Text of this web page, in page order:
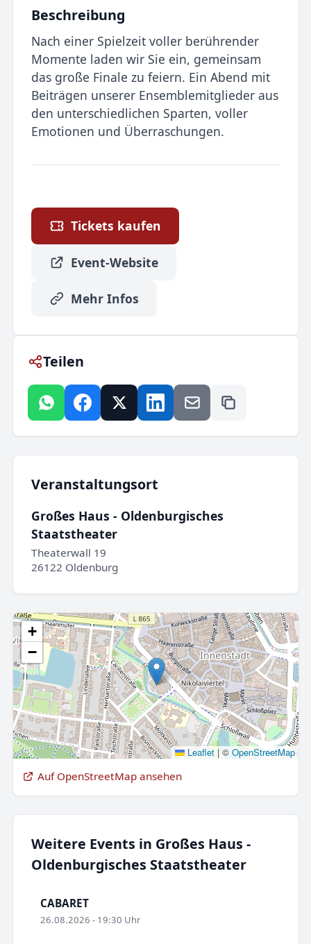
Beschreibung
Nach einer Spielzeit voller berührender
Momente laden wir Sie ein, gemeinsam
das große Finale zu feiern. Ein Abend mit
Beiträgen unserer Ensemblemitglieder aus
den unterschiedlichen Sparten, voller
Emotionen und Überraschungen.
Tickets kaufen
Event-Website
Mehr Infos
Teilen
Veranstaltungsort
Großes Haus - Oldenburgisches
Staatstheater
Theaterwall 19
26122 Oldenburg
+
−
Leaflet |© OpenStreetMap
Auf OpenStreetMap ansehen
Weitere Events in Großes Haus -
Oldenburgisches Staatstheater
CABARET
26.08.2026 - 19:30 Uhr